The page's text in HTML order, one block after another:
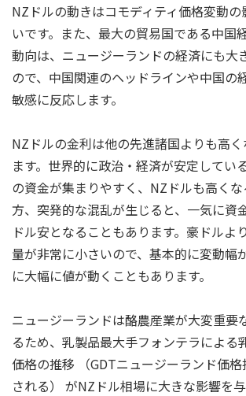
NZドルの動きはコモディティ価格変動
いです。また、最大の貿易国である中国
動向は、ニュージーランドの経済にも大
ので、中国関連のヘッドラインや中国の
敏感に反応します。
NZドルの金利は他の先進諸国よりも高
ます。世界的に政治・経済が安定してい
の資金が集まりやすく、NZドルも高く
方、突発的な混乱が生じると、一気に資
ドル安となることもあります。豪ドルよ
量が非常に小さいので、基本的に変動幅
に大幅に値が動くこともあります。
ニュージーランドは酪農産業が大変重要
るため、乳製品最大手フォンテラによる
価格の推移 （GDTニュージーランド価
される） がNZドル相場に大きな影響を